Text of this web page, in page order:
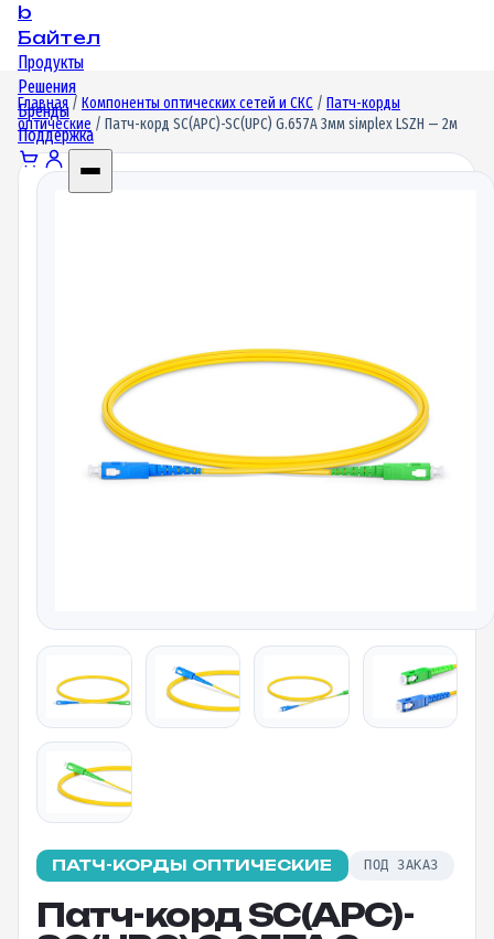
b
Байтел
Продукты
Решения
Бренды
Поддержка
Главная/ Компоненты оптических сетей и СКС / Патч-корды
оптические / Патч-корд SC(APC)-SC(UPC) G.657A 3мм siмplex LSZH — 2м
ПАТЧ-КОРДЫ ОПТИЧЕСКИЕ ПОД ЗАКАЗ
Патч-корд SC(APC)-